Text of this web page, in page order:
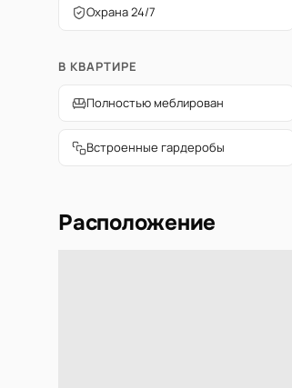
Охрана 24/7
В КВАРТИРЕ
Полностью меблирован
Встроенные гардеробы
Расположение